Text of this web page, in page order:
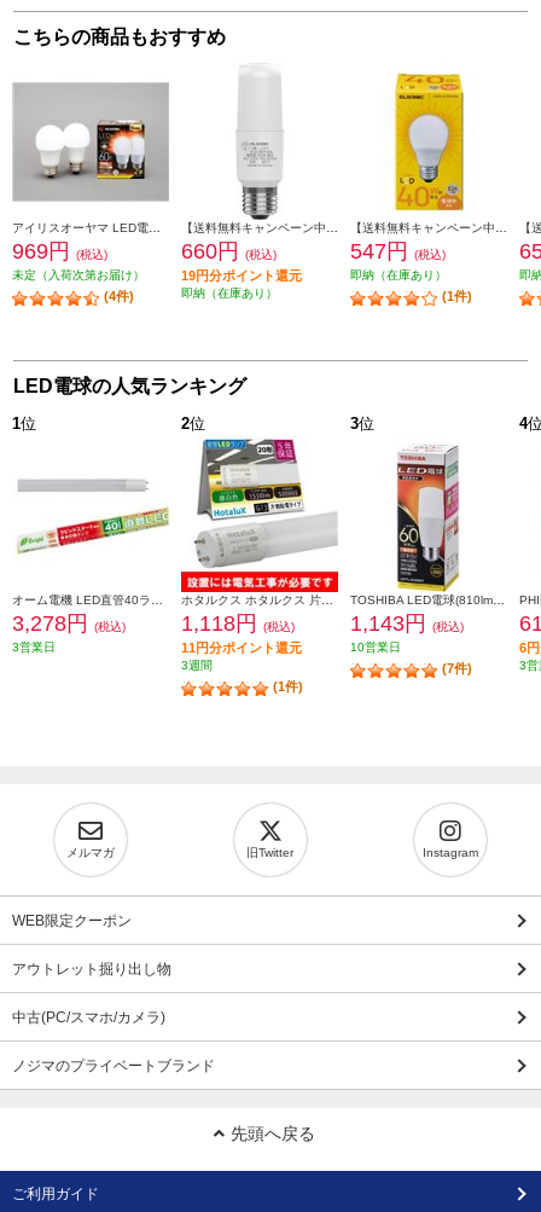
こちらの商品もおすすめ
969円
(税込)
未定（入荷次第お届け）
(4件)
660円 (税込)
19円分ポイント還元
即納（在庫あり）
547円
(税込)
即納（在庫あり）
(1件)
即
LED電球の人気ランキング
1位
3,278円
(税込)
3営業日
2位
1,118円 (税込)
11円分ポイント還元
3週間
(1件)
3位
1,143円
(税込)
10営業日
(7件)
4
6
3営
メルマガ 旧Twitter Instagram
WEB限定クーポン
アウトレット掘り出し物
中古(PC/スマホ/カメラ)
ノジマのプライベートブランド
先頭へ戻る
ご利用ガイド